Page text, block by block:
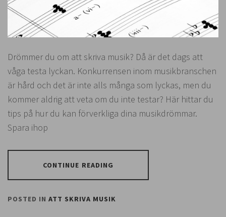
Drömmer du om att skriva musik? Då är det dags att
våga testa lyckan. Konkurrensen inom musikbranschen
är hård och det är inte alls många som lyckas, men du
kommer aldrig att veta om du inte testar? Här hittar du
tips på hur du kan förverkliga dina musikdrömmar.
Spara ihop
CONTINUE READING
POSTED IN ATT SKRIVA MUSIK